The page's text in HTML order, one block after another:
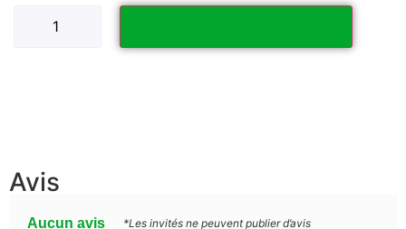
Avis
Aucun avis *Les invités ne peuvent publier d’avis